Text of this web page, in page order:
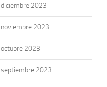
diciembre 2023
noviembre 2023
octubre 2023
septiembre 2023